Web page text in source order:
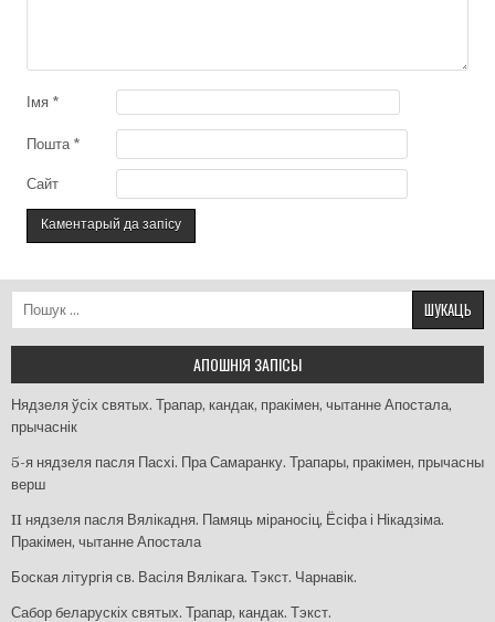
Імя *
Пошта *
Сайт
АПОШНІЯ ЗАПІСЫ
Нядзеля ўсіх святых. Трапар, кандак, пракімен, чытанне Апостала,
прычаснік
5-я нядзеля пасля Пасхі. Пра Самаранку. Трапары, пракімен, прычасны
верш
II нядзеля пасля Вялікадня. Памяць міраносіц, Ёсіфа і Нікадзіма.
Пракімен, чытанне Апостала
Боская літургія св. Васіля Вялікага. Тэкст. Чарнавік.
Сабор беларускіх святых. Трапар, кандак. Тэкст.